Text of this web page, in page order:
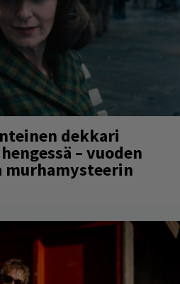
dekkari
– vuoden
murhamysteerin